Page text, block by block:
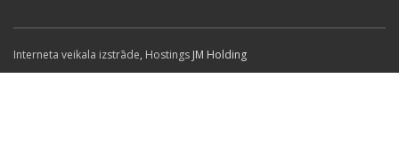
Interneta veikala izstrāde, Hostings JM Holding